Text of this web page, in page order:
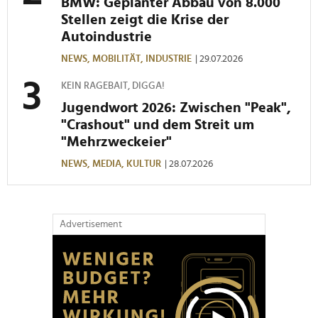
Stellen zeigt die Krise der
Autoindustrie
NEWS, MOBILITÄT, INDUSTRIE | 29.07.2026
KEIN RAGEBAIT, DIGGA!
Jugendwort 2026: Zwischen "Peak",
"Crashout" und dem Streit um
"Mehrzweckeier"
NEWS, MEDIA, KULTUR | 28.07.2026
Advertisement